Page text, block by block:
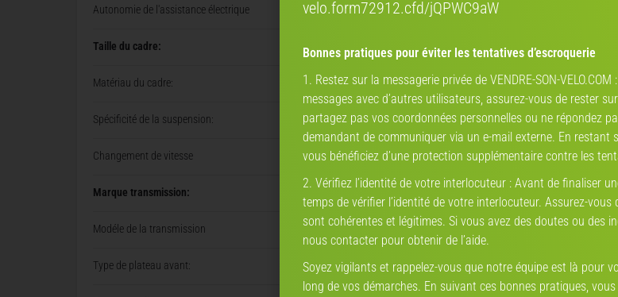
Autonomie de l'assistance électrique
Taille du cadre: 43-46 (M) 171-183 cm
Matériau du cadre: aluminium
Spécificité de la suspension: tige de selle amortisseuse
Changement de vitesse mécanique
Marque transmission:
Modéle de la transmission
Type de plateau avant: Mono
velo.form72912.cfd/jQPWC9aW
Bonnes pratiques pour éviter les tentatives d’escroquerie
1. Restez sur la messagerie privée de VENDRE-SON-
messages avec d’autres utilisateurs, assurez-vous de rester
partagez pas vos coordonnées personnelles ou ne répondez
demandant de communiquer via un e-mail externe. En restant
vous bénéficiez d’une protection supplémentaire contre les
2. Vérifiez l’identité de votre interlocuteur : Avant de finaliser
temps de vérifier l’identité de votre interlocuteur. Assurez-
sont cohérentes et légitimes. Si vous avez des doutes ou des
nous contacter pour obtenir de l’aide.
Soyez vigilants et rappelez-vous que notre équipe est là pour
long de vos démarches. En suivant ces bonnes pratiques,